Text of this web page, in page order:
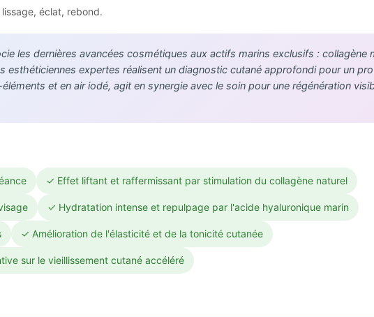
éclat, rebond.
les dernières avancées cosmétiques aux actifs marins exclusifs : collagène
esthéticiennes expertes réalisent un diagnostic cutané approfondi pour un
et en air iodé, agit en synergie avec le soin pour une régénération
✓ Effet liftant et raffermissant par stimulation du collagène naturel
✓ Hydratation intense et repulpage par l'acide hyaluronique marin
✓ Amélioration de l'élasticité et de la tonicité cutanée
sur le vieillissement cutané accéléré